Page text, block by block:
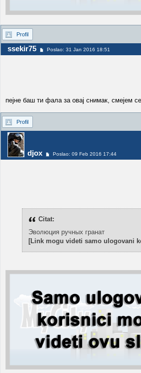
Profil
ssekir75 Poslao: 31 Jan 2016 18:51
пејне баш ти фала за овај снимак, смејем
Profil
djox Poslao: 09 Feb 2016 17:44
Citat:
Эволюция ручных гранат
[Link mogu videti samo ulogovani